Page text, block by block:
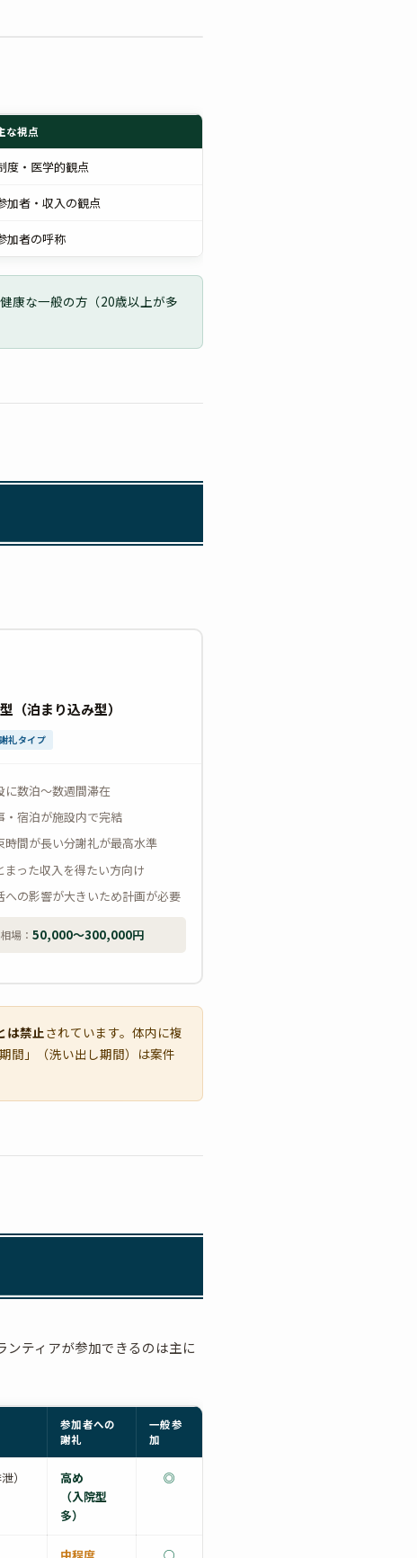
な視点
度・医学的観点
加者・収入の観点
加者の呼称
康な一般の方（20歳以上が多
（泊まり込み型）
礼タイプ
に数泊〜数週間滞在
・宿泊が施設内で完結
時間が長い分謝礼が最高水準
まった収入を得たい方向け
への影響が大きいため計画が必要
場： 50,000〜300,000円
は禁止されています。体内に複
間」（洗い出し期間）は案件
ティアが参加できるのは主に
参加者への
謝礼
一般参
加
）
高め
（入院型
多）
◎